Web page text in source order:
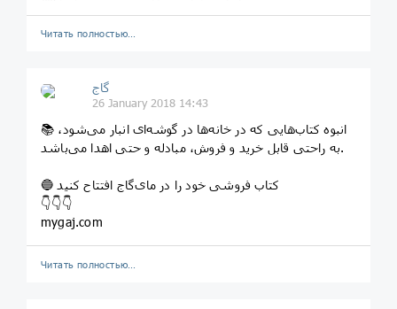
Читать полностью…
گاج
26 January 2018 14:43
📚 انبوه کتاب‌هایی که در خانه‌ها در گوشه‌ای انبار می‌شود،
به راحتی قابل خرید و فروش، مبادله و حتی اهدا می‌باشد.
🔵 کتاب فروشی خود را در مای‌گاج افتتاح کنید
👇👇👇
mygaj.com
Читать полностью…